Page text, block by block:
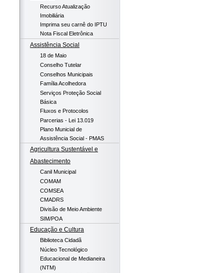
Recurso Atualização
Imobiliária
Imprima seu carnê do IPTU
Nota Fiscal Eletrônica
Assistência Social
18 de Maio
Conselho Tutelar
Conselhos Municipais
Família Acolhedora
Serviços Proteção Social
Básica
Fluxos e Protocolos
Parcerias - Lei 13.019
Plano Municial de
Assistência Social - PMAS
Agricultura Sustentável e
Abastecimento
Canil Municipal
COMAM
COMSEA
CMADRS
Divisão de Meio Ambiente
SIM/POA
Educação e Cultura
Biblioteca Cidadã
Núcleo Tecnológico
Educacional de Medianeira
(NTM)